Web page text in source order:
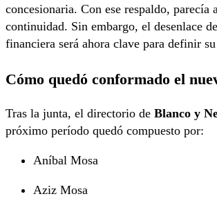
concesionaria. Con ese respaldo, parecía
continuidad. Sin embargo, el desenlace
financiera será ahora clave para definir
Cómo quedó conformado el
Tras la junta, el directorio de Blanco y
próximo período quedó compuesto por:
Aníbal Mosa
Aziz Mosa